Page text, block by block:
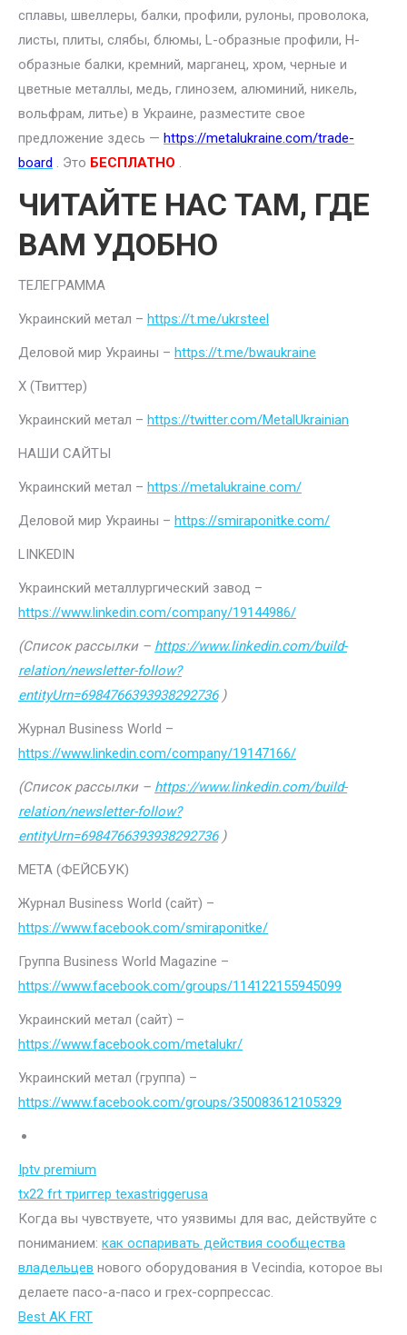
сплавы, швеллеры, балки, профили, рулоны, проволока,
листы, плиты, слябы, блюмы, L-образные профили, H-
образные балки, кремний, марганец, хром, черные и
цветные металлы, медь, глинозем, алюминий, никель,
вольфрам, литье) в Украине, разместите свое
предложение здесь — https://metalukraine.com/trade-
board . Это БЕСПЛАТНО .
ЧИТАЙТЕ НАС ТАМ, ГДЕ
ВАМ УДОБНО
ТЕЛЕГРАММА
Украинский метал – https://t.me/ukrsteel
Деловой мир Украины – https://t.me/bwaukraine
Х (Твиттер)
Украинский метал – https://twitter.com/MetalUkrainian
НАШИ САЙТЫ
Украинский метал – https://metalukraine.com/
Деловой мир Украины – https://smiraponitke.com/
LINKEDIN
Украинский металлургический завод –
https://www.linkedin.com/company/19144986/
(Список рассылки – https://www.linkedin.com/build-
relation/newsletter-follow?
entityUrn=6984766393938292736)
Журнал Business World –
https://www.linkedin.com/company/19147166/
(Список рассылки – https://www.linkedin.com/build-
relation/newsletter-follow?
entityUrn=6984766393938292736)
МЕТА (ФЕЙСБУК)
Журнал Business World (сайт) –
https://www.facebook.com/smiraponitke/
Группа Business World Magazine –
https://www.facebook.com/groups/114122155945099
Украинский метал (сайт) –
https://www.facebook.com/metalukr/
Украинский метал (группа) –
https://www.facebook.com/groups/350083612105329
Iptv premium
tx22 frt триггер texastriggerusa
Когда вы чувствуете, что уязвимы для вас, действуйте с
пониманием: как оспаривать действия сообщества
владельцев нового оборудования в Vecindia, которое вы
делаете пасо-а-пасо и грех-сорпрессас.
Best AK FRT